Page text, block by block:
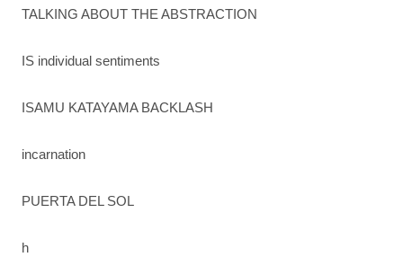
TALKING ABOUT THE ABSTRACTION
IS individual sentiments
ISAMU KATAYAMA BACKLASH
incarnation
PUERTA DEL SOL
h